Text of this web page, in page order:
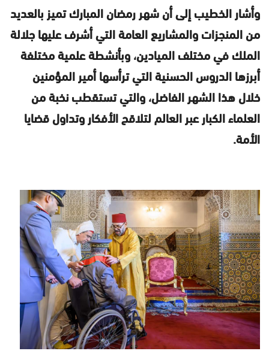
وأشار الخطيب إلى أن شهر رمضان المبارك تميز بالعديد
من المنجزات والمشاريع العامة التي أشرف عليها جلالة
الملك في مختلف الميادين، وبأنشطة علمية مختلفة
أبرزها الدروس الحسنية التي ترأسها أمير المؤمنين
خلال هذا الشهر الفاضل، والتي تستقطب نخبة من
العلماء الكبار عبر العالم لتلاقح الأفكار وتداول قضايا
الأمة.